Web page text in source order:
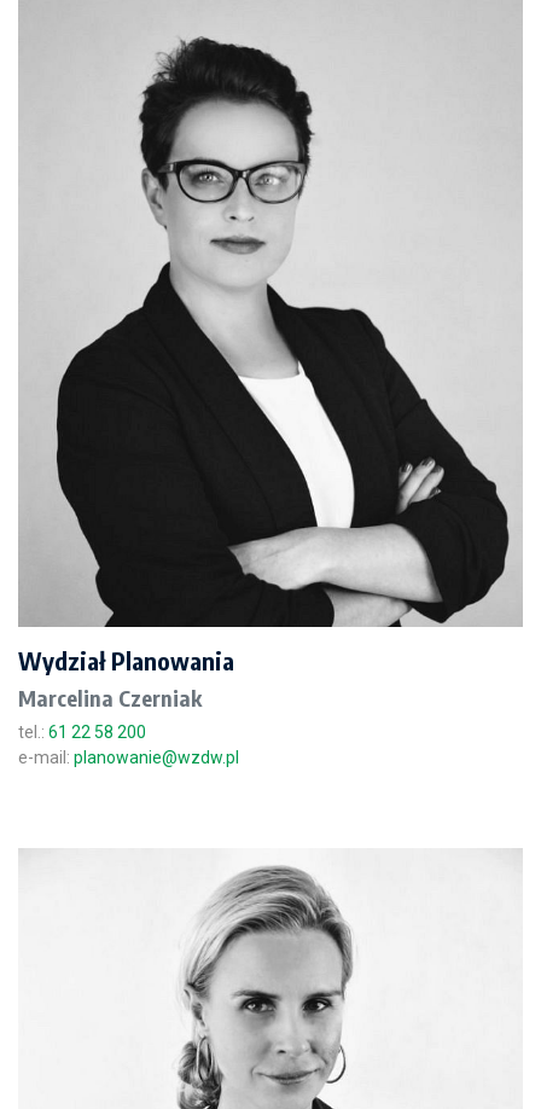
Wydział Planowania
Marcelina Czerniak
tel.: 61 22 58 200
e-mail: planowanie@wzdw.pl